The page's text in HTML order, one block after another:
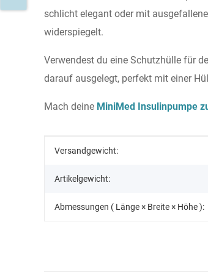
schlicht elegant oder mit
widerspiegelt.
Verwendest du eine Schutzhülle für
darauf ausgelegt, perfekt mit einer
Mach deine MiniMed Insulinpumpe
Produkteigenschaft
Wert
Versandgewicht:
Artikelgewicht:
Abmessungen ( Länge × Breite × Höhe ):